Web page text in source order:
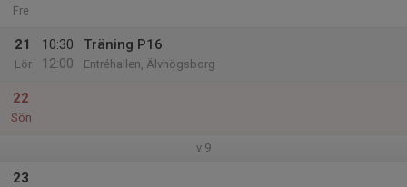
Fre
21
Lör
10:30
12:00
Träning P16
Entréhallen, Älvhögsborg
22
Sön
v.9
23